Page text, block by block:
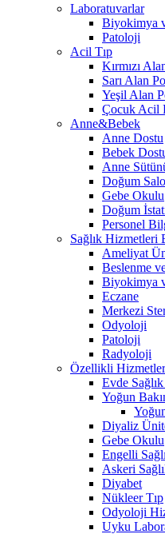
Laboratuvarlar
Biyokimya
Patoloji
Acil Tıp
Kırmızı
Sarı Alan
Yeşil Alan
Çocuk Acil
Anne&Bebek
Anne Dostu
Bebek
Anne
Doğum
Gebe Okulu
Doğum
Personel
Sağlık Hizmetleri
Ameliyat
Beslenme
Biyokimya
Eczane
Merkezi
Odyoloji
Patoloji
Radyoloji
Özellikli Hizmetler
Evde
Yoğun
Diyaliz
Gebe Okulu
Engelli
Askeri
Diyabet
Nükleer Tıp
Odyoloji
Uyku